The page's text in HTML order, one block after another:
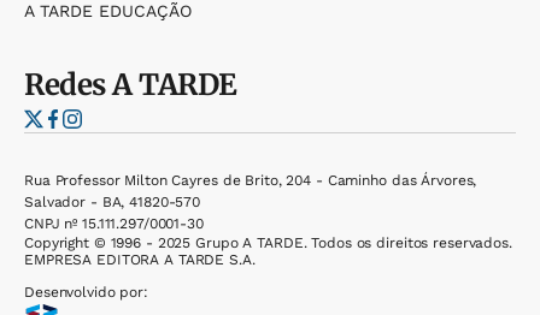
A TARDE EDUCAÇÃO
RedesA TARDE
Rua Professor Milton Cayres de Brito, 204 - Caminho das Árvores,
Salvador - BA, 41820-570
CNPJ nº 15.111.297/0001-30
Copyright © 1996 - 2025 Grupo A TARDE. Todos os direitos reservados.
EMPRESA EDITORA A TARDE S.A.
Desenvolvido por: